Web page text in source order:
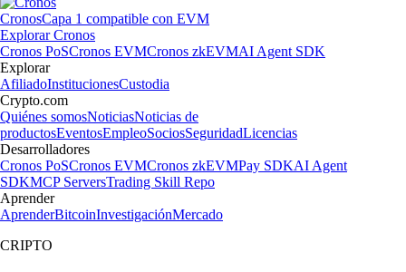
CronosCapa 1 compatible con EVM
Explorar Cronos
Cronos PoSCronos EVMCronos zkEVMAI Agent SDK
Explorar
AfiliadoInstitucionesCustodia
Crypto.com
Quiénes somosNoticiasNoticias de
productosEventosEmpleoSociosSeguridadLicencias
Desarrolladores
Cronos PoSCronos EVMCronos zkEVMPay SDKAI Agent
SDKMCP ServersTrading Skill Repo
Aprender
AprenderBitcoinInvestigaciónMercado
CRIPTO